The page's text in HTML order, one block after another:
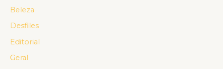
Beleza
Desfiles
Editorial
Geral